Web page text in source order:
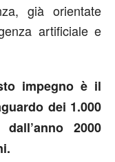
già orientate
artificiale e
impegno è il
dei 1.000
2000